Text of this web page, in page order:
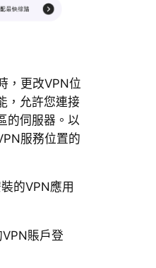
，更改VPN位
，允許您連接
的伺服器。以
服務位置的
的VPN應用
賬戶登